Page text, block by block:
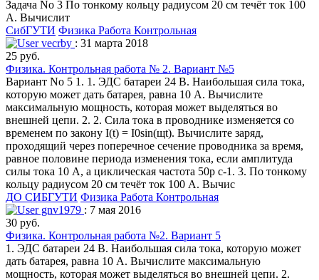
Задача No 3 По тонкому кольцу радиусом 20 см течёт ток 100
А. Вычислит
СибГУТИ Физика Работа Контрольная
vecrby : 31 марта 2018
25 руб.
Физика. Контрольная работа № 2. Вариант №5
Вариант No 5 1. 1. ЭДС батареи 24 В. Наибольшая сила тока,
которую может дать батарея, равна 10 А. Вычислите
максимальную мощность, которая может выделяться во
внешней цепи. 2. 2. Сила тока в проводнике изменяется со
временем по закону I(t) = I0sin(щt). Вычислите заряд,
проходящий через поперечное сечение проводника за время,
равное половине периода изменения тока, если амплитуда
силы тока 10 А, а циклическая частота 50р c-1. 3. По тонкому
кольцу радиусом 20 см течёт ток 100 А. Вычис
ДО СИБГУТИ Физика Работа Контрольная
gnv1979 : 7 мая 2016
30 руб.
Физика. Контрольная работа №2. Вариант 5
1. ЭДС батареи 24 В. Наибольшая сила тока, которую может
дать батарея, равна 10 А. Вычислите максимальную
мощность, которая может выделяться во внешней цепи. 2.